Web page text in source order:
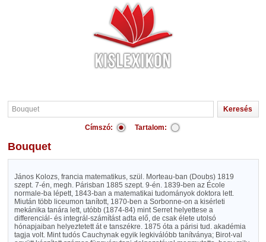
Címszó: Tartalom:
Bouquet
János Kolozs, francia matematikus, szül. Morteau-ban (Doubs) 1819
szept. 7-én, megh. Párisban 1885 szept. 9-én. 1839-ben az École
normale-ba lépett, 1843-ban a matematikai tudományok doktora lett.
Miután több liceumon tanított, 1870-ben a Sorbonne-on a kisérleti
mekánika tanára lett, utóbb (1874-84) mint Serret helyettese a
differenciál- és integrál-számítást adta elő, de csak élete utolsó
hónapjaiban helyeztetett át e tanszékre. 1875 óta a párisi tud. akadémia
tagja volt. Mint tudós Cauchynak egyik legkiválóbb tanítványa; Birot-val